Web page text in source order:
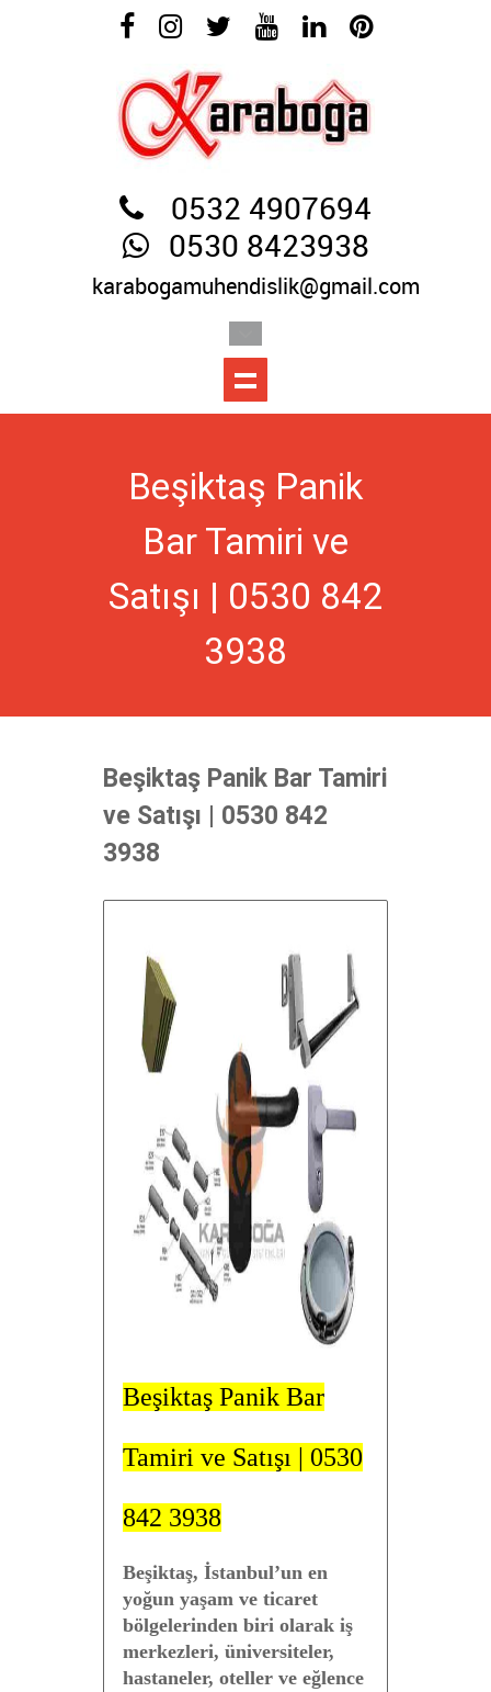
0532 4907694
0530 8423938
karabogamuhendislik@gmail.com
Beşiktaş Panik
Bar Tamiri ve
Satışı | 0530 842
3938
Beşiktaş Panik Bar Tamiri
ve Satışı | 0530 842
3938
Beşiktaş Panik Bar
Tamiri ve Satışı | 0530
842 3938
Beşiktaş, İstanbul’un en
yoğun yaşam ve ticaret
bölgelerinden biri olarak iş
merkezleri, üniversiteler,
hastaneler, oteller ve eğlence